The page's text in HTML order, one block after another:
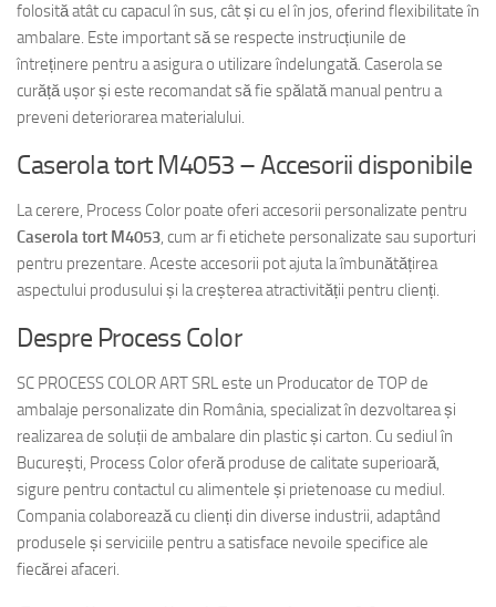
folosită atât cu capacul în sus, cât și cu el în jos, oferind flexibilitate în
ambalare. Este important să se respecte instrucțiunile de
întreținere pentru a asigura o utilizare îndelungată. Caserola se
curăță ușor și este recomandat să fie spălată manual pentru a
preveni deteriorarea materialului.
Caserola tort M4053 – Accesorii disponibile
La cerere, Process Color poate oferi accesorii personalizate pentru
Caserola tort M4053, cum ar fi etichete personalizate sau suporturi
pentru prezentare. Aceste accesorii pot ajuta la îmbunătățirea
aspectului produsului și la creșterea atractivității pentru clienți.
Despre Process Color
SC PROCESS COLOR ART SRL este un Producator de TOP de
ambalaje personalizate din România, specializat în dezvoltarea și
realizarea de soluții de ambalare din plastic și carton. Cu sediul în
București, Process Color oferă produse de calitate superioară,
sigure pentru contactul cu alimentele și prietenoase cu mediul.
Compania colaborează cu clienți din diverse industrii, adaptând
produsele și serviciile pentru a satisface nevoile specifice ale
fiecărei afaceri.